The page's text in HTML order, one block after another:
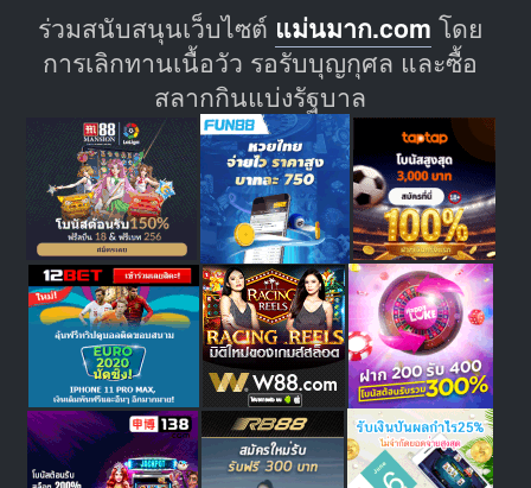
ร่วมสนับสนุนเว็บไซต์ แม่นมาก.com โดย
การเลิกทานเนื้อวัว รอรับบุญกุศล และซื้อ
สลากกินแบ่งรัฐบาล